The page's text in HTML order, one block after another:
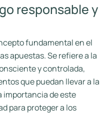
responsable y
fundamental en el
apuestas. Se refiere a la
y controlada,
que puedan llevar a la
importancia de este
para proteger a los